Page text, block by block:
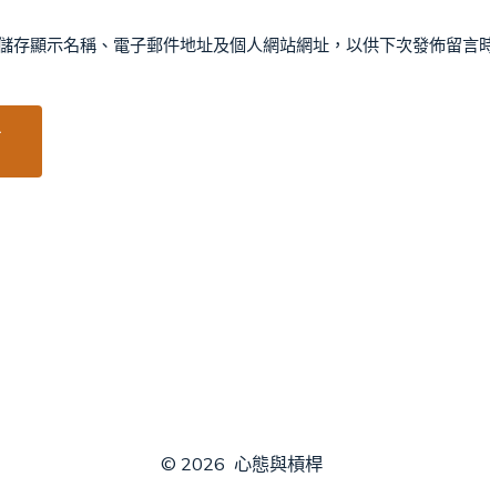
存顯示名稱、電子郵件地址及個人網站網址，以供下次發佈留言
© 2026 心態與槓桿